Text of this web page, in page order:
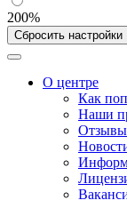
200%
Сбросить настройки
О центре
Как
Наши
Отзывы